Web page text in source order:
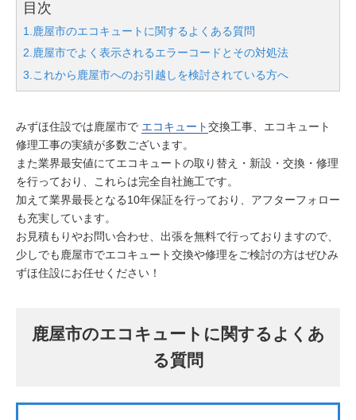
目次
1.鹿屋市のエコキュートに関するよくある質問
2.鹿屋市でよく表示されるエラーコードとその対処法
3.これから鹿屋市へのお引越しを検討されている方へ
みずほ住設では鹿屋市で エコキュート交換工事、エコキュート
修理工事の実績が多数ございます。
また業界最安値にてエコキュートの取り替え・新設・交換・修理
を行っており、これらは完全自社施工です。
加えて業界最長となる10年保証を行っており、アフターフォロー
も充実しています。
お見積もりやお問い合わせ、出張を無料で行っておりますので、
少しでも鹿屋市でエコキュート交換や修理をご検討の方はぜひみ
ずほ住設にお任せください！
鹿屋市のエコキュートに関するよくあ
る質問